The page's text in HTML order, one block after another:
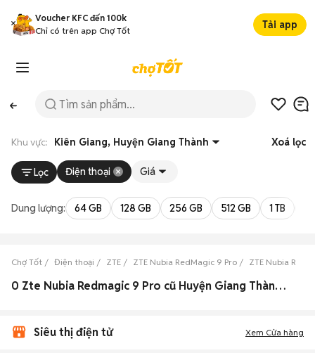
Voucher KFC đến 100k
Chỉ có trên app Chợ Tốt
Tải app
Khu vực: Kiên Giang, Huyện Giang Thành Xoá lọc
Lọc Điện thoại Giá
Dung lượng: 64 GB 128 GB 256 GB 512 GB 1 TB
Chợ Tốt Điện thoại ZTE ZTE Nubia RedMagic 9 Pro ZTE Nubia
0 Zte Nubia Redmagic 9 Pro cũ Huyện Giang Thành, Kiên Giang đẹp
Siêu thị điện tử Xem Cửa hàng